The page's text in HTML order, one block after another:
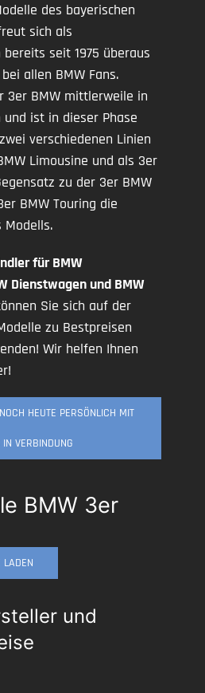
des bayerischen
sich als
seit 1975 überaus
allen BMW Fans.
3er BMW mittlerweile in
ist in dieser Phase
verschiedenen Linien
Limousine und als 3er
zu der 3er BMW
BMW Touring die
Modells.
für BMW
Dienstwagen und BMW
Sie sich auf der
zu Bestpreisen
Wir helfen Ihnen
HEUTE PERSÖNLICH MIT
IN VERBINDUNG
BMW 3er
LADEN
und